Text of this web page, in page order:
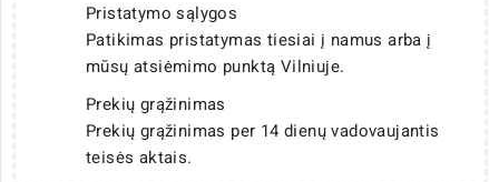
Pristatymo sąlygos
Patikimas pristatymas tiesiai į namus arba į
mūsų atsiėmimo punktą Vilniuje.
Prekių grąžinimas
Prekių grąžinimas per 14 dienų vadovaujantis
teisės aktais.